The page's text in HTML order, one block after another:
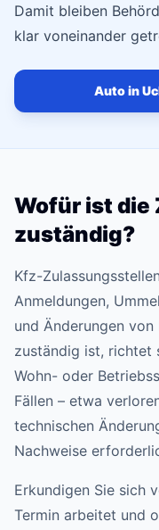
Damit bleiben
klar voneinander
Auto in
Wofür ist
zuständig?
Kfz-
Anmeldungen,
und Änderungen
zuständig ist, richtet
Wohn- oder
Fällen – etwa
technischen
Nachweise
Erkundigen Sie sich
Termin arbeitet und